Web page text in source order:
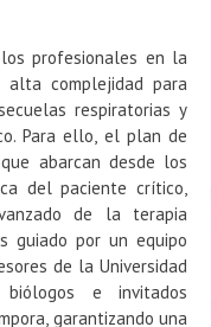
profesionales en la
complejidad para
respiratorias y
Para ello, el plan de
abarcan desde los
del paciente crítico,
de la terapia
guiado por un equipo
de la Universidad
biólogos e invitados
garantizando una